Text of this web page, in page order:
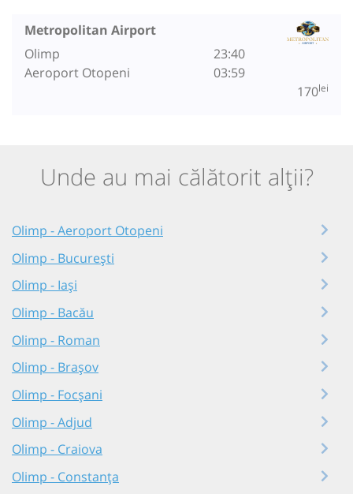
Metropolitan Airport
Olimp
Aeroport Otopeni
23:40
03:59
170lei
Unde au mai călătorit alții?
Olimp - Aeroport Otopeni
Olimp - București
Olimp - Iași
Olimp - Bacău
Olimp - Roman
Olimp - Brașov
Olimp - Focșani
Olimp - Adjud
Olimp - Craiova
Olimp - Constanța